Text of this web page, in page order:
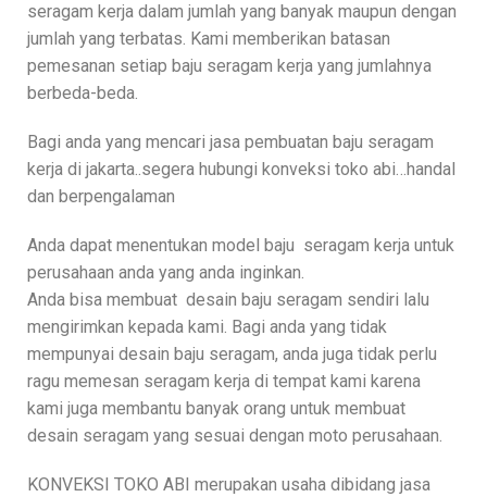
seragam kerja dalam jumlah yang banyak maupun dengan
jumlah yang terbatas. Kami memberikan batasan
pemesanan setiap baju seragam kerja yang jumlahnya
berbeda-beda.
Bagi anda yang mencari jasa pembuatan baju seragam
kerja di jakarta..segera hubungi konveksi toko abi…handal
dan berpengalaman
Anda dapat menentukan model baju seragam kerja untuk
perusahaan anda yang anda inginkan.
Anda bisa membuat desain baju seragam sendiri lalu
mengirimkan kepada kami. Bagi anda yang tidak
mempunyai desain baju seragam, anda juga tidak perlu
ragu memesan seragam kerja di tempat kami karena
kami juga membantu banyak orang untuk membuat
desain seragam yang sesuai dengan moto perusahaan.
KONVEKSI TOKO ABI merupakan usaha dibidang jasa